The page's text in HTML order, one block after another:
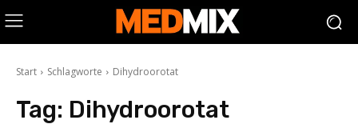
Start Schlagworte Dihydroorotat
Tag: Dihydroorotat